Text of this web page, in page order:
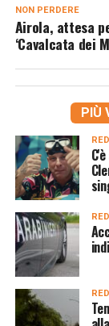
NON PERDERE
Airola, attesa
‘Cavalcata dei
PIÙ